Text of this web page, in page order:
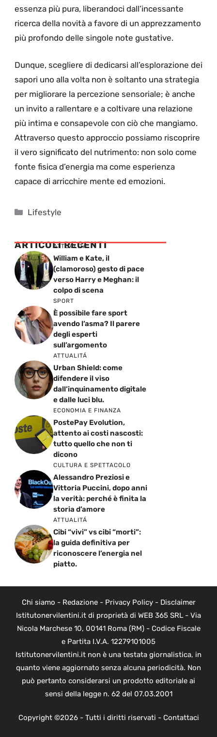
essenza più pura, liberandoci dall’incessante
ricerca della novità a favore di un apprezzamento
più profondo delle singole note gustative.
Dunque, scegliere di dedicarsi all’esplorazione dei
sapori uno alla volta non è soltanto una strategia
per migliorare la percezione sensoriale; è anche
un invito a rallentare e a coltivare una relazione
più intima e consapevole con ciò che mangiamo.
Attraverso questo approccio possiamo riscoprire
il vero significato del nutrimento: non solo come
fonte fisica d’energia ma come esperienza
capace di arricchire mente ed emozioni.
Categorie
Lifestyle
ARTICOLI RECENTI
ATTUALITÁ
William e Kate, il
(clamoroso) gesto di pace
verso Harry e Meghan: il
colpo di scena
SPORT
È possibile fare sport
avendo l’asma? Il parere
degli esperti
sull’argomento
ATTUALITÁ
Urban Shield: come
difendere il viso
dall’inquinamento digitale
e dalle luci blu.
ECONOMIA E FINANZA
PostePay Evolution,
attento ai costi nascosti:
tutto quello che non ti
dicono
CULTURA E SPETTACOLO
Alessandro Preziosi e
Vittoria Puccini, dopo anni
la verità: perché è finita la
storia d’amore
ATTUALITÁ
Cibi “vivi” vs cibi “morti”:
la guida definitiva per
riconoscere l’energia nel
piatto.
Chi siamo - Redazione- Privacy Policy- Disclaimer
Istitutonervilentini.it di proprietà di WEB 365 SRL - Via
Nicola Marchese 10, 00141 Roma (RM) - Codice Fiscale
e Partita I.V.A. 12279101005
Istitutonervilentini.it non è una testata giornalistica, in
quanto viene aggiornato senza alcuna periodicità. Non
può pertanto considerarsi un prodotto editoriale ai
sensi della legge n. 62 del 07.03.2001
Copyright ©2026 - Tutti i diritti riservati - Contattaci